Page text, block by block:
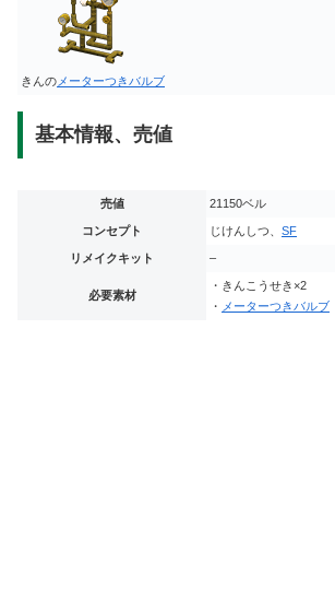
きんの メーターつきバルブ
基本情報、売値
売値 21150ベル
コンセプト じけんしつ、 SF
リメイクキット –
必要素材
・きんこうせき×2
・ メーターつきバルブ